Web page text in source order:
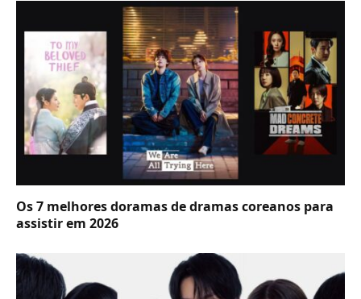
Os 7 melhores doramas de dramas coreanos para
assistir em 2026